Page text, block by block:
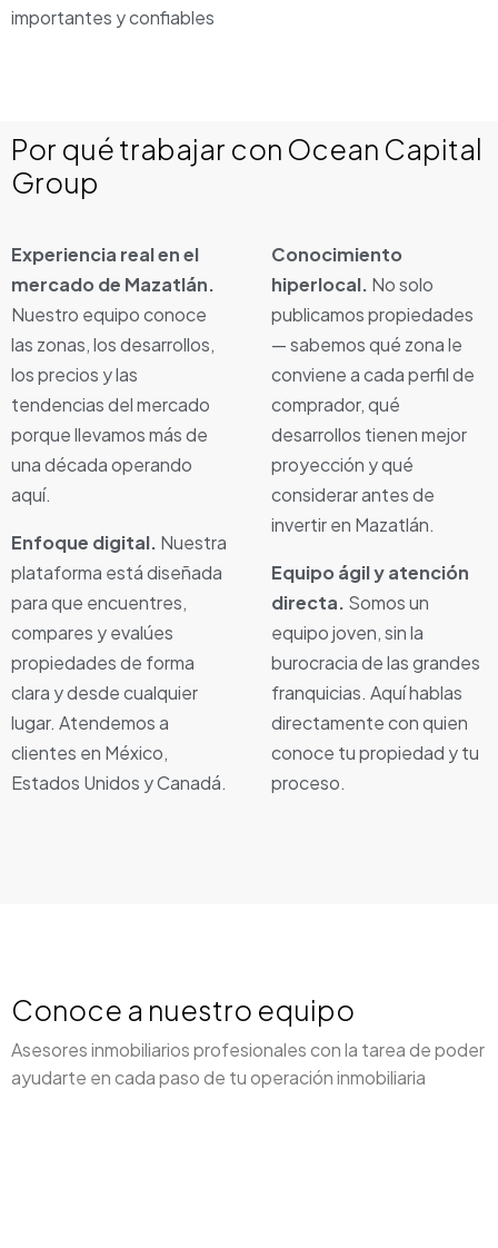
importantes y confiables
Por qué trabajar con Ocean Capital
Group
Experiencia real en el
mercado de Mazatlán.
Nuestro equipo conoce
las zonas, los desarrollos,
los precios y las
tendencias del mercado
porque llevamos más de
una década operando
aquí.
Enfoque digital. Nuestra
plataforma está diseñada
para que encuentres,
compares y evalúes
propiedades de forma
clara y desde cualquier
lugar. Atendemos a
clientes en México,
Estados Unidos y Canadá.
Conocimiento
hiperlocal. No solo
publicamos propiedades
— sabemos qué zona le
conviene a cada perfil de
comprador, qué
desarrollos tienen mejor
proyección y qué
considerar antes de
invertir en Mazatlán.
Equipo ágil y atención
directa. Somos un
equipo joven, sin la
burocracia de las grandes
franquicias. Aquí hablas
directamente con quien
conoce tu propiedad y tu
proceso.
Conoce a nuestro equipo
Asesores inmobiliarios profesionales con la tarea de poder
ayudarte en cada paso de tu operación inmobiliaria